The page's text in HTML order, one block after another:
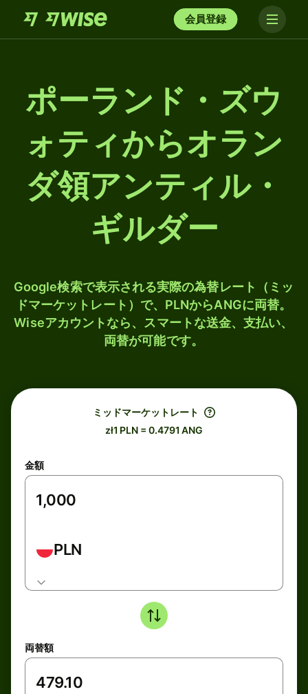
会員登録
ポーランド・ズウ
ォティからオラン
ダ領アンティル・
ギルダー
Google検索で表示される実際の為替レート（ミッ
ドマーケットレート）で、PLNからANGに両替。
Wiseアカウントなら、スマートな送金、支払い、
両替が可能です。
ミッドマーケットレート
zł1 PLN = 0.4791 ANG
金額
PLN
両替額